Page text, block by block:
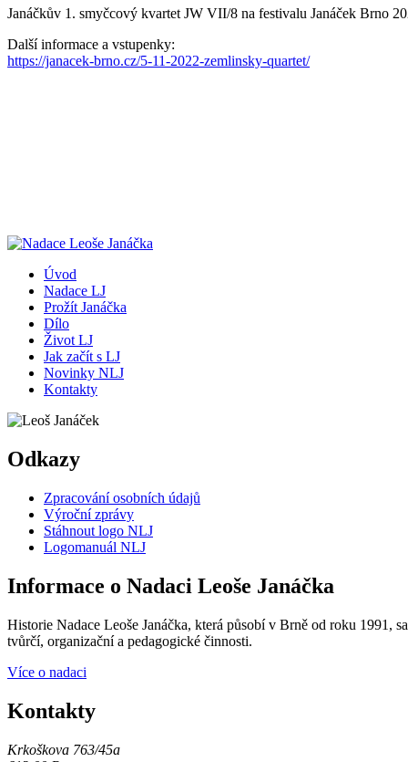
Janáčkův 1. smyčcový kvartet JW VII/8 na festivalu Janáček Brno
Další informace a vstupenky:
https://janacek-brno.cz/5-11-2022-zemlinsky-quartet/
Úvod
Nadace LJ
Prožít Janáčka
Dílo
Život LJ
Jak začít s LJ
Novinky NLJ
Kontakty
Odkazy
Zpracování osobních údajů
Výroční zprávy
Stáhnout logo NLJ
Logomanuál NLJ
Informace o Nadaci Leoše Janáčka
Historie Nadace Leoše Janáčka, která působí v Brně od roku 1991,
tvůrčí, organizační a pedagogické činnosti.
Více o nadaci
Kontakty
Krkoškova 763/45a